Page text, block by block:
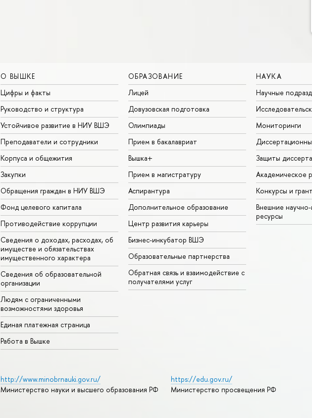
О ВЫШКЕ
Цифры и факты
Руководство и структура
Устойчивое развитие в НИУ ВШЭ
Преподаватели и сотрудники
Корпуса и общежития
Закупки
Обращения граждан в НИУ ВШЭ
Фонд целевого капитала
Противодействие коррупции
Сведения о доходах, расходах, об
имуществе и обязательствах
имущественного характера
Сведения об образовательной
организации
Людям с ограниченными
возможностями здоровья
Единая платежная страница
Работа в Вышке
ОБРАЗОВАНИЕ
Лицей
Довузовская подготовка
Олимпиады
Прием в бакалавриат
Вышка+
Прием в магистратуру
Аспирантура
Дополнительное образование
Центр развития карьеры
Бизнес-инкубатор ВШЭ
Образовательные партнерства
Обратная связь и взаимодействие с
получателями услуг
НАУКА
Научные
Мониторинги
Защиты
Академическое
Конкурсы и
Внешние
ресурсы
http://www.minobrnauki.gov.ru/
Министерство науки и высшего образования РФ
https://edu.gov.ru/
Министерство просвещения РФ